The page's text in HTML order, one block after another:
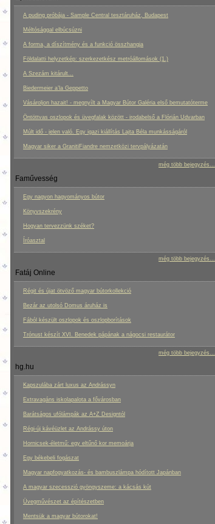
A puding próbája - Sample Central tesztáruház, Budapest
Méltósággal elbúcsúzni
A forma, a díszítmény és a funkció összhangja
Földalatti helyzetkép: szerkezetkész metróállomások (1.)
A Szezám kitárult...
Biedermeier a’la Geppetto
Vásároljon hazait! - megnyílt a Magyar Bútor Galéria első bemutatóterme
Öntöttvas oszlopok és üvegfalak között - irodabelső a Flórián Udvarban
Múlt idő - jelen való. Egy igazi kiállítás Lajta Béla munkásságáról
Magyar siker a GranitiFiandre nemzetközi tervpályázatán
még több bejegyzés...
Faművesség
Egy nagyon hagyományos bútor
Könyvszekrény
Hogyan tervezzünk széket?
Íróasztal
még több bejegyzés...
Fatáj Online
Régit és újat ötvöző magyar bútorkollekció
Bezár az utolsó Domus áruház is
Fából készült oszlopok és oszlopborítások
Trónust készít XVI. Benedek pápának a nágocsi restaurátor
még több bejegyzés...
hg.hu
Kapszulába zárt luxus az Andrássyn
Extravagáns iskolapalota a fővárosban
Barátságos ufólámpák az A+Z Designtól
Régi-új kávéüzlet az Andrássy úton
Hornicsek-életmű: egy eltűnő kor memoárja
Egy békebeli fogászat
Magyar napfogyatkozás- és bambuszlámpa hódított Japánban
A magyar szecesszió gyöngyszeme: a kácsás kút
Üvegművészet az építészetben
Mentsük a magyar bútorokat!